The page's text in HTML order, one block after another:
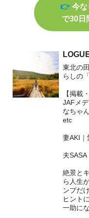
👉 今
で30日
東北の
らしの
【掲載
JAFメ
なちゃ
etc
妻AKI｜
夫
絶景と
ら人生
ンプだ
ヒント
一助に